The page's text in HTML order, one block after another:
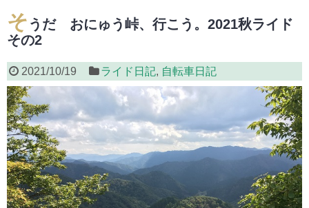
そ うだ おにゅう峠、行こう。2021秋ライド
その2
2021/10/19 ライド日記, 自転車日記